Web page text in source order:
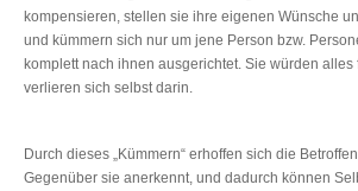
kompensieren, stellen sie ihre eigenen Wünsche
und kümmern sich nur um jene Person bzw.
komplett nach ihnen ausgerichtet. Sie würden alles
verlieren sich selbst darin.
Durch dieses „Kümmern“ erhoffen sich die
Gegenüber sie anerkennt, und dadurch können